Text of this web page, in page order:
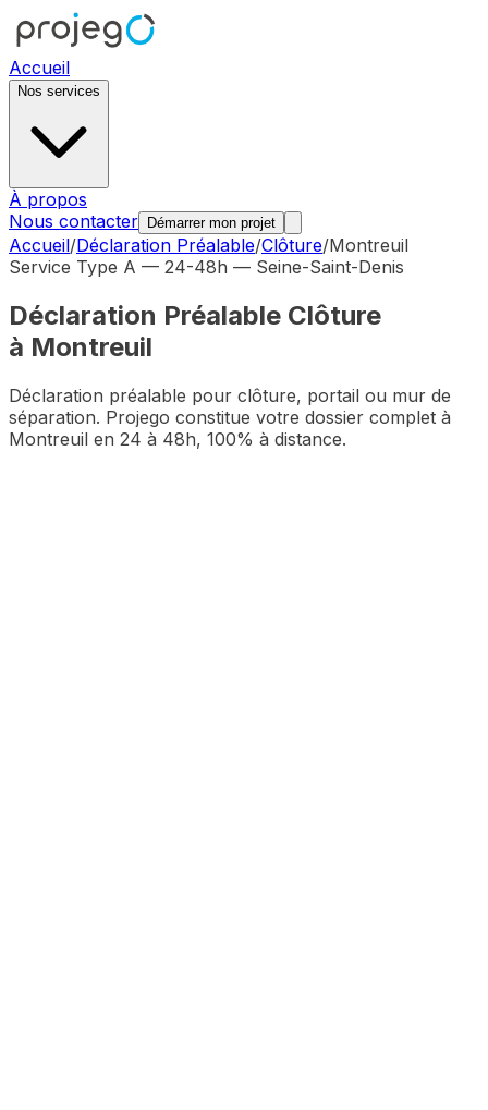
Accueil
Nos services
À propos
Nous contacter
Démarrer mon projet
Accueil/Déclaration Préalable/Clôture/Montreuil
Service Type A — 24-48h — Seine-Saint-Denis
Déclaration Préalable Clôture
à Montreuil
Déclaration préalable pour clôture, portail ou mur de
séparation. Projego constitue votre dossier complet à
Montreuil en 24 à 48h, 100% à distance.